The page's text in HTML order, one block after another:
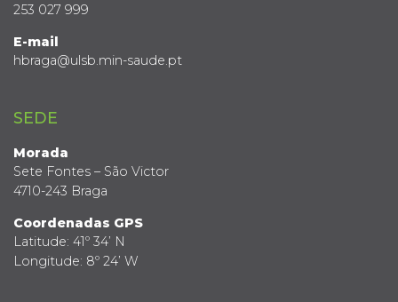
253 027 999
E-mail
hbraga@ulsb.min-saude.pt
SEDE
Morada
Sete Fontes – São Victor
4710-243 Braga
Coordenadas GPS
Latitude: 41º 34’ N
Longitude: 8º 24’ W